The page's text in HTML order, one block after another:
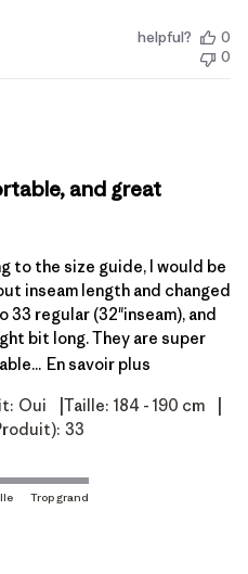
helpful?
0
0
and great
to the size guide, I would be
inseam length and changed
33 regular (32"inseam), and
bit long. They are super
En savoir plus
Oui Taille: 184 - 190 cm
33